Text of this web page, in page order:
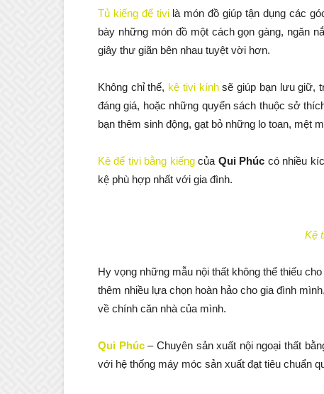
Tủ kiếng để tivilà món đồ giúp tận dụng các
bày những món đồ một cách gọn gàng, ngăn
giây thư giãn bên nhau tuyệt vời hơn.
Không chỉ thế, kệ tivi kínhsẽ giúp bạn lưu giữ,
đáng giá, hoặc những quyển sách thuộc sở
bạn thêm sinh động, gạt bỏ những lo toan, mệt
Kệ để tivi bằng kiếngcủa Qui Phúc có nhiều
kệ phù hợp nhất với gia đình.
Kệ
Hy vọng những mẫu nội thất không thể thiếu
thêm nhiều lựa chọn hoàn hảo cho gia đình
về chính căn nhà của mình.
Qui Phúc– Chuyên sản xuất nội ngoại thất
với hệ thống máy móc sản xuất đạt tiêu chuẩn